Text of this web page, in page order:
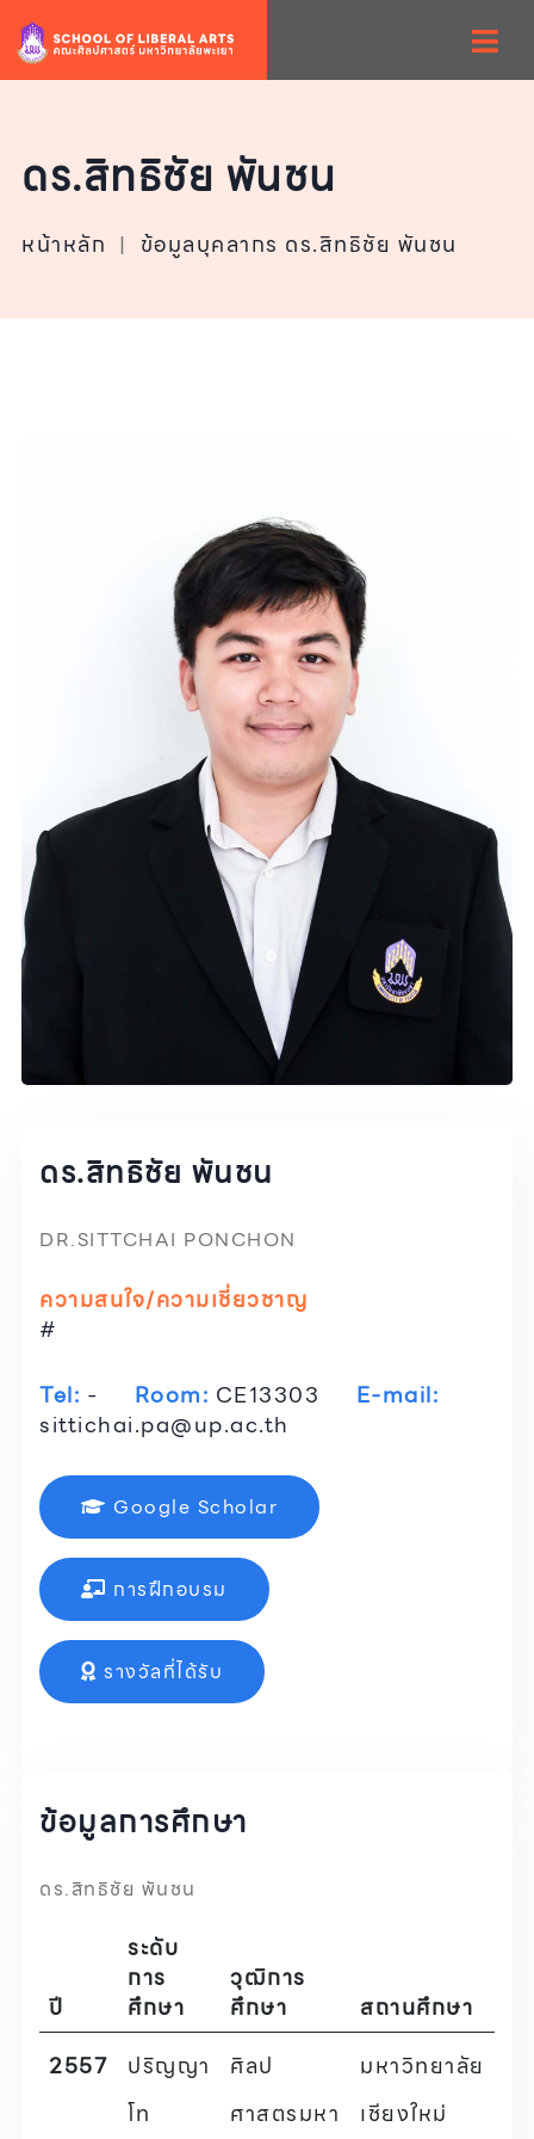
ดร.สิทธิชัย พันชน
หน้าหลัก | ข้อมูลบุคลากร ดร.สิทธิชัย พันชน
ดร.สิทธิชัย พันชน
DR.SITTCHAI PONCHON
ความสนใจ/ความเชี่ยวชาญ
#
Tel: - Room: CE13303 E-mail:
sittichai.pa@up.ac.th
Google Scholar
การฝึกอบรม
รางวัลที่ได้รับ
ข้อมูลการศึกษา
ดร.สิทธิชัย พันชน
ปี
ระดับ
การ
ศึกษา
วุฒิการ
ศึกษา
สถานศึกษา
2557
ปริญญา
โท
ศิลป
ศาสตรมหา
มหาวิทยาลัย
เชียงใหม่